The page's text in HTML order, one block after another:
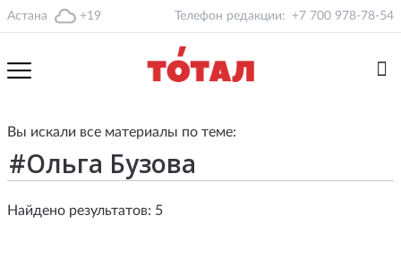
Астана +19 Телефон редакции: +7 700 978-78-54
Вы искали все материалы по теме:
Найдено результатов: 5